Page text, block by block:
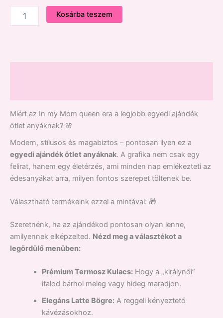
Kosárba teszem
Miért az In my Mom queen era a legjobb egyedi ajándék
ötlet anyáknak? 🌸
Modern, stílusos és magabiztos – pontosan ilyen ez a
egyedi ajándék ötlet anyáknak. A grafika nem csak egy
felirat, hanem egy életérzés, ami minden nap emlékezteti az
édesanyákat arra, milyen fontos szerepet töltenek be.
Választható termékeink ezzel a mintával: 🎁
Szeretnénk, ha az ajándékod pontosan olyan lenne,
amilyennek elképzelted. Nézd meg a választékot a
legördülő menüben:
Prémium Termosz Kulacs:Hogy a „királynői”
italod bárhol meleg vagy hideg maradjon.
Elegáns Latte Bögre:A reggeli kényeztető
kávézásokhoz.